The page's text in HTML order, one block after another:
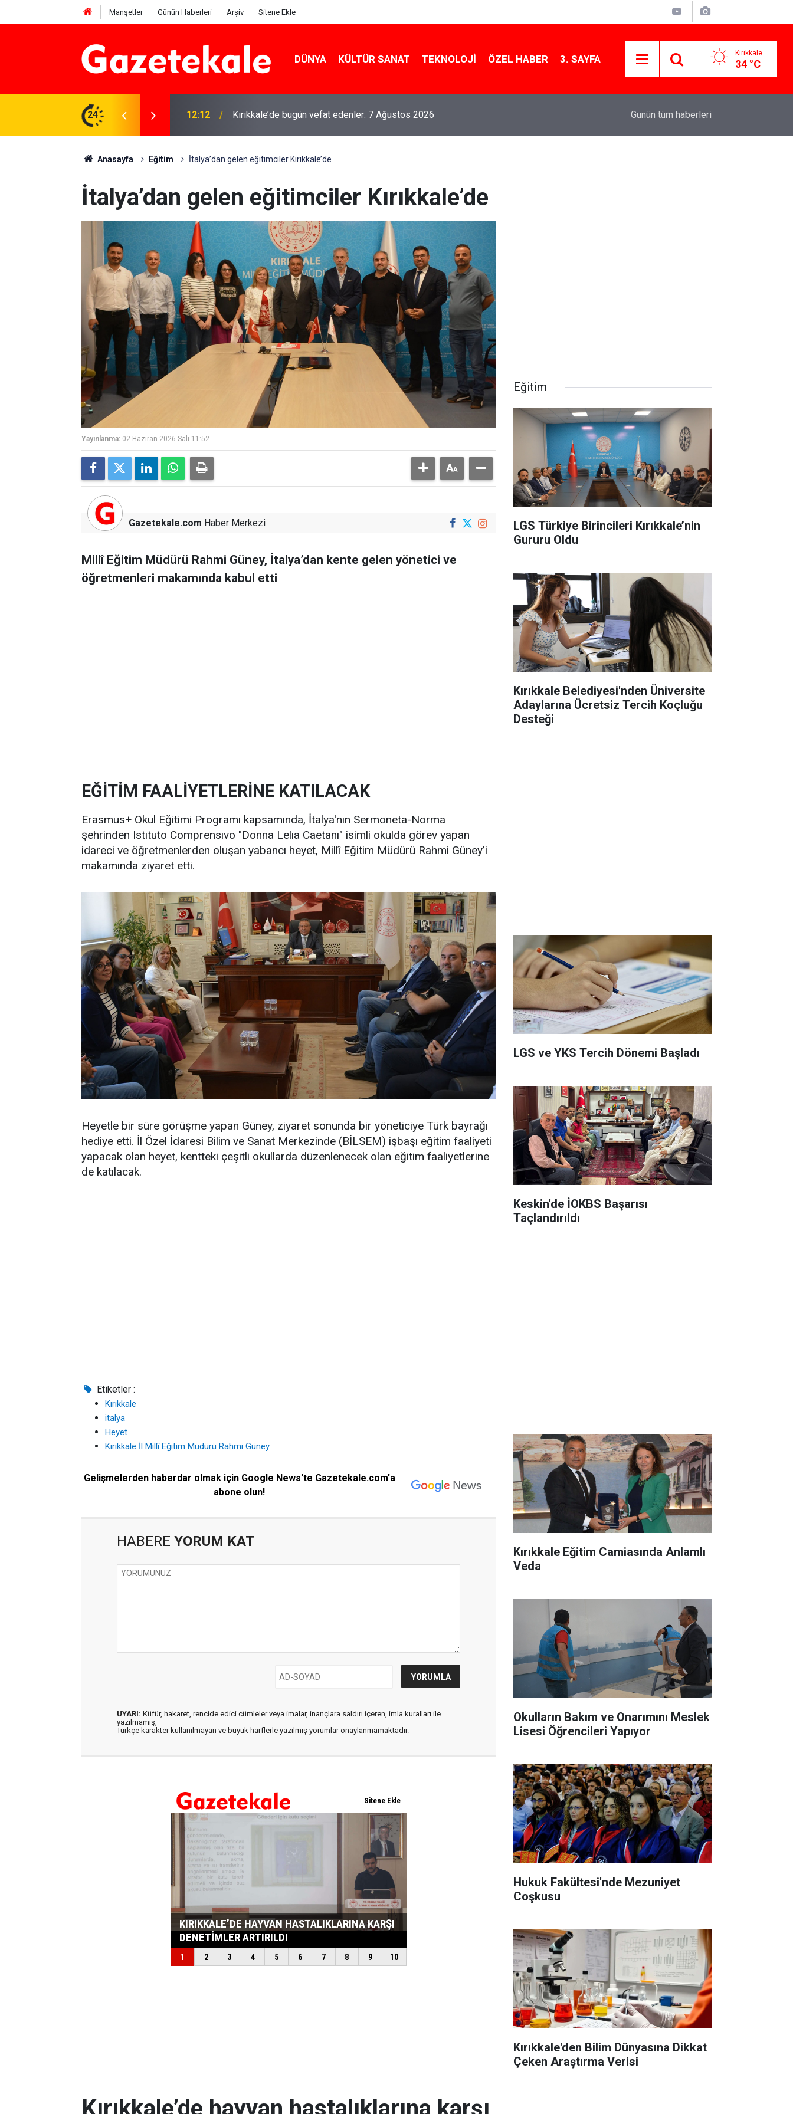
Manşetler Günün Haberleri Arşiv Sitene Ekle
DÜNYA KÜLTÜR SANAT TEKNOLOJI ÖZEL HABER 3. SAYFA Kırıkkale
34 °C
24
karşı denetimler artırıldı 12:12 Kırıkkale’de bugün vefat edenler: 7 Ağustos 2026 MKE’nin Yerli Savunma Teknolojileri Dünya
Günün tüm haberleri
Anasayfa Eğitim İtalya’dan gelen eğitimciler Kırıkkale’de
İtalya’dan gelen eğitimciler Kırıkkale’de
Yayınlanma: 02 Haziran 2026 Salı 11:52
Gazetekale.com Haber Merkezi
Millî Eğitim Müdürü Rahmi Güney, İtalya’dan kente gelen yönetici ve
öğretmenleri makamında kabul etti
EĞİTİM FAALİYETLERİNE KATILACAK
Erasmus+ Okul Eğitimi Programı kapsamında, İtalya'nın Sermoneta-Norma
şehrinden Istıtuto Comprensıvo "Donna Lelıa Caetanı" isimli okulda görev yapan
idareci ve öğretmenlerden oluşan yabancı heyet, Millî Eğitim Müdürü Rahmi Güney’i
makamında ziyaret etti.
Heyetle bir süre görüşme yapan Güney, ziyaret sonunda bir yöneticiye Türk bayrağı
hediye etti. İl Özel İdaresi Bilim ve Sanat Merkezinde (BİLSEM) işbaşı eğitim faaliyeti
yapacak olan heyet, kentteki çeşitli okullarda düzenlenecek olan eğitim faaliyetlerine
de katılacak.
Etiketler :
Kırıkkale
italya
Heyet
Kırıkkale İl Millî Eğitim Müdürü Rahmi Güney
Gelişmelerden haberdar olmak için Google News'te Gazetekale.com'a
abone olun!
HABERE YORUM KAT
UYARI: Küfür, hakaret, rencide edici cümleler veya imalar, inançlara saldırı içeren, imla kuralları ile
yazılmamış,
Türkçe karakter kullanılmayan ve büyük harflerle yazılmış yorumlar onaylanmamaktadır.
Eğitim
LGS Türkiye Birincileri Kırıkkale’nin
Gururu Oldu
Kırıkkale Belediyesi'nden Üniversite
Adaylarına Ücretsiz Tercih Koçluğu
Desteği
LGS ve YKS Tercih Dönemi Başladı
Keskin'de İOKBS Başarısı
Taçlandırıldı
Kırıkkale Eğitim Camiasında Anlamlı
Veda
Okulların Bakım ve Onarımını Meslek
Lisesi Öğrencileri Yapıyor
Hukuk Fakültesi'nde Mezuniyet
Coşkusu
Kırıkkale'den Bilim Dünyasına Dikkat
Çeken Araştırma Verisi
Kırıkkale’de hayvan hastalıklarına karşı